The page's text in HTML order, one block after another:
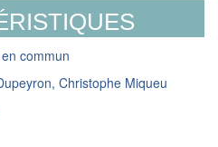
commun
, Christophe Miqueu